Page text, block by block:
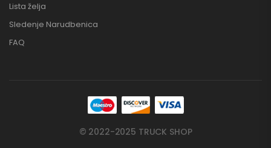
Lista želja
Sledenje Narudbenica
FAQ
© 2022-2025 TRUCK SHOP